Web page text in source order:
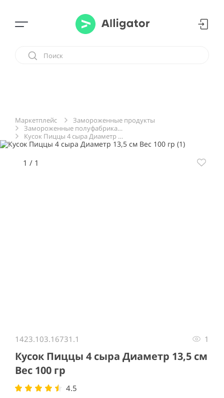
Маркетплейс
Замороженные продукты
Замороженные полуфабрикаты
Кусок Пиццы 4 сыра Диаметр 13,5 см Вес 100 гр
1 / 1
1423.103.16731.1 1
Кусок Пиццы 4 сыра Диаметр 13,5 см
Вес 100 гр
4.5